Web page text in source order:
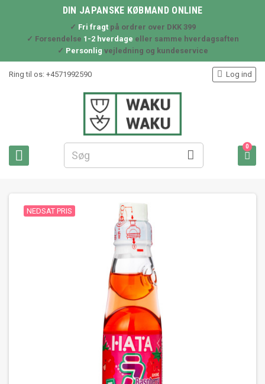
DIN JAPANSKE KØBMAND ONLINE
✓ Fri fragtpå ordrer over DKK 399
✓ Forsendelse 1-2 hverdage eller samme hverdagsaften
✓ Personlig vejledning og kundeservice
Ring til os: +4571992590
 
 Log ind

0
NEDSAT PRIS